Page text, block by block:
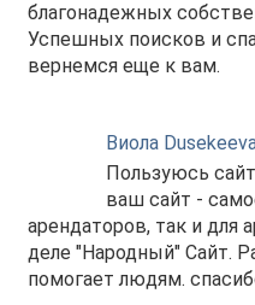
благонадежных
Успешных поисков и
вернемся еще к вам.
Виола
Пользуюсь
ваш сайт -
арендаторов, так и для
деле "Народный" Сайт.
помогает людям.